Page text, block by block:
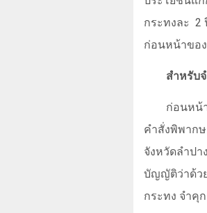
กระทงละ 2
ก่อนหน้าขอ
สำหรับ
ก่อนหน้
คำสั่งพิพาก
จังหวัดลำปาง
บัญญัติว่าด้วย
กระทง จำคุ